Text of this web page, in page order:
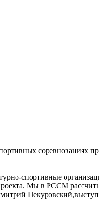
соревнованиях
спортивные
Мы в РССМ